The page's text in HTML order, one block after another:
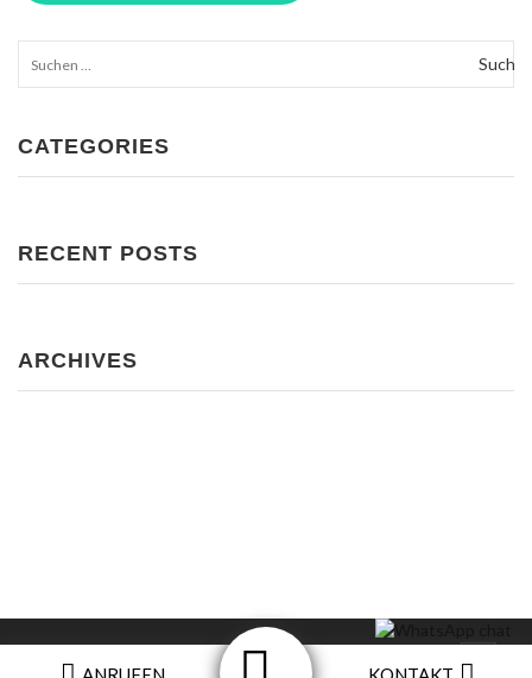
nach:
CATEGORIES
RECENT POSTS
ARCHIVES
Impressum